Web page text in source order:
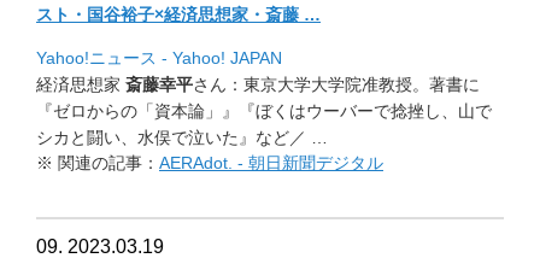
スト・国谷裕子×経済思想家・斎藤 …
Yahoo!ニュース - Yahoo! JAPAN
経済思想家 斎藤幸平さん：東京大学大学院准教授。著書に
『ゼロからの「資本論」』『ぼくはウーバーで捻挫し、山で
シカと闘い、 水俣で泣いた』など／ …
※ 関連の記事： AERAdot. - 朝日新聞デジタル
09. 2023.03.19